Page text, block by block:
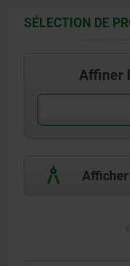
Écrou H en inox A2.
Support de capteur en
SÉLECTION DE
Affiner